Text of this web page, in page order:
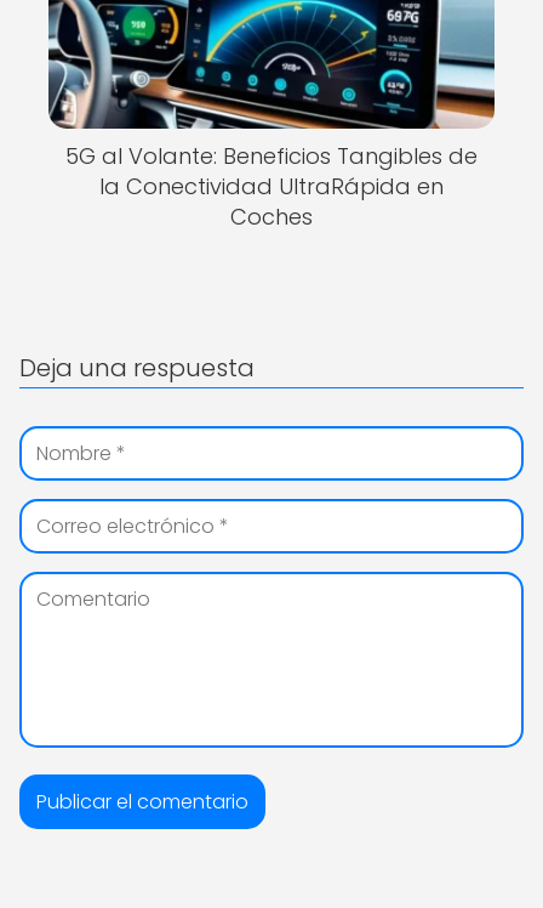
5G al Volante: Beneficios Tangibles de
la Conectividad UltraRápida en
Coches
Deja una respuesta